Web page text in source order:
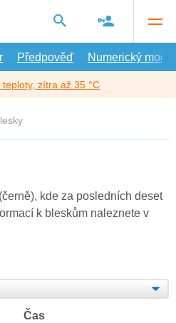
Předpověď Numerický model
zítra až 35 °C
kde za posledních deset
k bleskům naleznete v
Čas